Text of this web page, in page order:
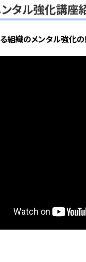
タル強化講座
組織のメンタル強化の